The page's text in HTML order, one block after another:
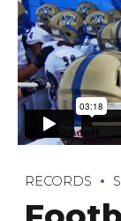
RECORDS